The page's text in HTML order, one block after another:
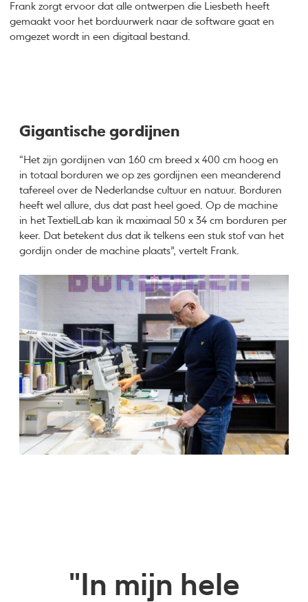
Frank zorgt ervoor dat alle ontwerpen die Liesbeth heeft
gemaakt voor het borduurwerk naar de software gaat en
omgezet wordt in een digitaal bestand.
Gigantische gordijnen
“Het zijn gordijnen van 160 cm breed x 400 cm hoog en
in totaal borduren we op zes gordijnen een meanderend
tafereel over de Nederlandse cultuur en natuur. Borduren
heeft wel allure, dus dat past heel goed. Op de machine
in het TextielLab kan ik maximaal 50 x 34 cm borduren per
keer. Dat betekent dus dat ik telkens een stuk stof van het
gordijn onder de machine plaats”, vertelt Frank.
"In mijn hele